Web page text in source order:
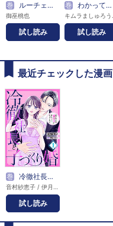
巻 ルーチェと白の契約 【連載版】
御巫桃也
試し読み
巻 わかっていますよ旦那さま。どうせ「愛する人ができた」と言うんでしょ？～ドアマットヒロイン、頭をぶつけた拍子に前世が大阪のオバチャンだった事を思い出す～ THE COMIC
試し読み
最近チェックした漫画
巻 冷徹社長と子づくり婚～ホテル王は愛の証が欲しくてたまらない～【分冊版】
試し読み